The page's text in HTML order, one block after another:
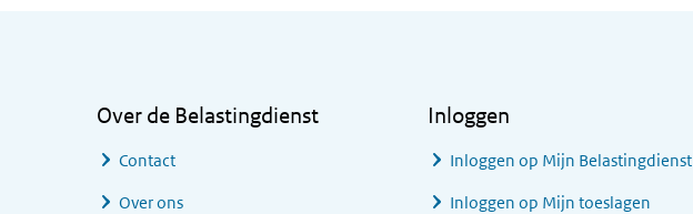
Over de Belastingdienst
Contact
Over ons
Inloggen
Inloggen op Mijn Belastingdienst
Inloggen op Mijn toeslagen